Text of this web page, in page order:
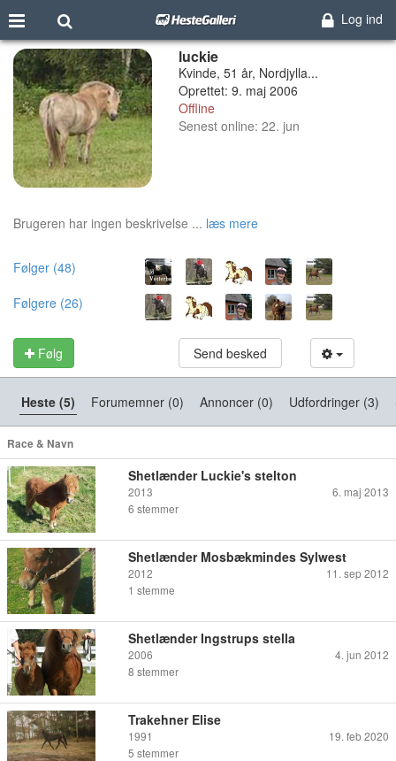
Log ind
luckie
Kvinde, 51 år, Nordjylla...
Oprettet: 9. maj 2006
Offline
Senest online: 22. jun
Brugeren har ingen beskrivelse ... læs mere
Følger (48)
Følgere (26)
Følg Send besked
Heste (5) Forumemner (0) Annoncer (0) Udfordringer (3)
Race & Navn
Shetlænder Luckie's stelton
2013
6. maj 2013
6 stemmer
Shetlænder Mosbækmindes Sylwest
2012
11. sep 2012
1 stemme
Shetlænder Ingstrups stella
2006
4. jun 2012
8 stemmer
Trakehner Elise
1991
19. feb 2020
5 stemmer